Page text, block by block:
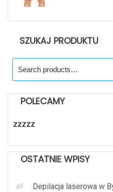
SZUKAJ PRODUKTU
for:
POLECAMY
zzzzz
OSTATNIE WPISY
Depilacja laserowa w